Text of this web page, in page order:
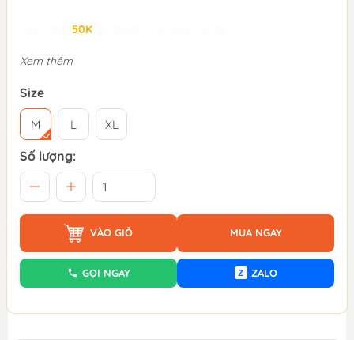
50K
Xem thêm
Size
M L XL
Số lượng:
VÀO GIỎ MUA NGAY
GỌI NGAY Z ZALO